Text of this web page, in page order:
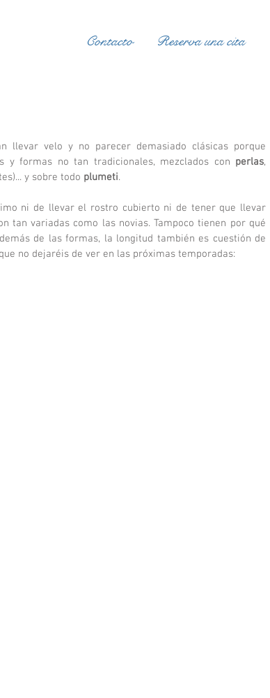
Contacto Reserva una cita
llevar velo y no parecer demasiado clásicas porque
y formas no tan tradicionales, mezclados con perlas
y sobre todo plumeti.
ni de llevar el rostro cubierto ni de tener que llevar
tan variadas como las novias. Tampoco tienen por qué
de las formas, la longitud también es cuestión de
no dejaréis de ver en las próximas temporadas: